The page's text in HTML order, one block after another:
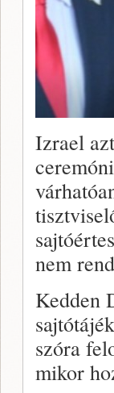
Izrael
nem
Kedden
szóra
mikor